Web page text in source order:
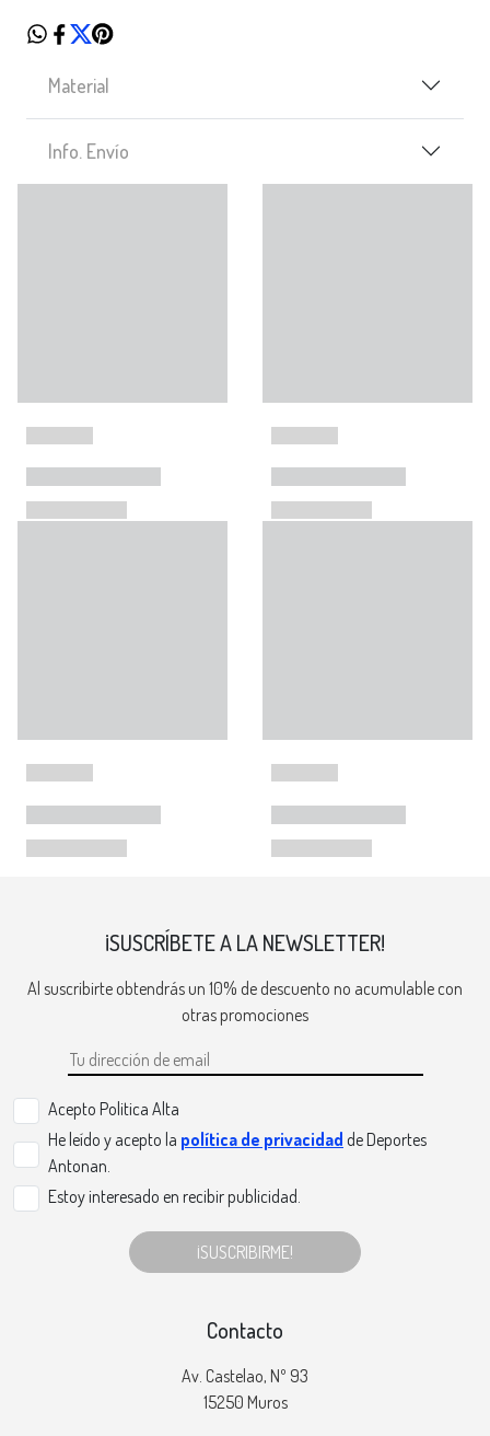
Material
Info. Envío
¡SUSCRÍBETE A LA NEWSLETTER!
Al suscribirte obtendrás un 10% de descuento no acumulable con
otras promociones
Acepto Politica Alta
He leído y acepto la política de privacidad de Deportes
Antonan.
Estoy interesado en recibir publicidad.
¡SUSCRIBIRME!
Contacto
Av. Castelao, Nº 93
15250 Muros